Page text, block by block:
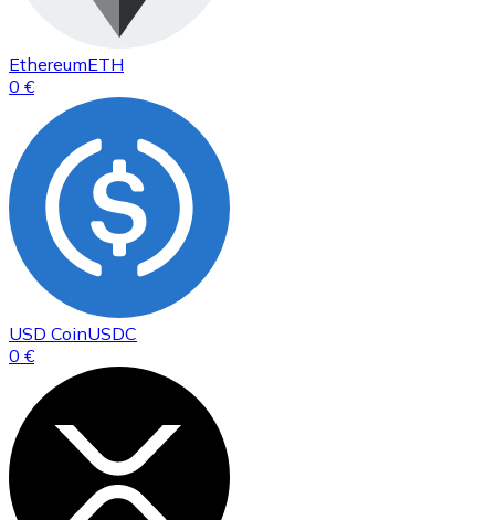
EthereumETH
0 €
USD CoinUSDC
0 €